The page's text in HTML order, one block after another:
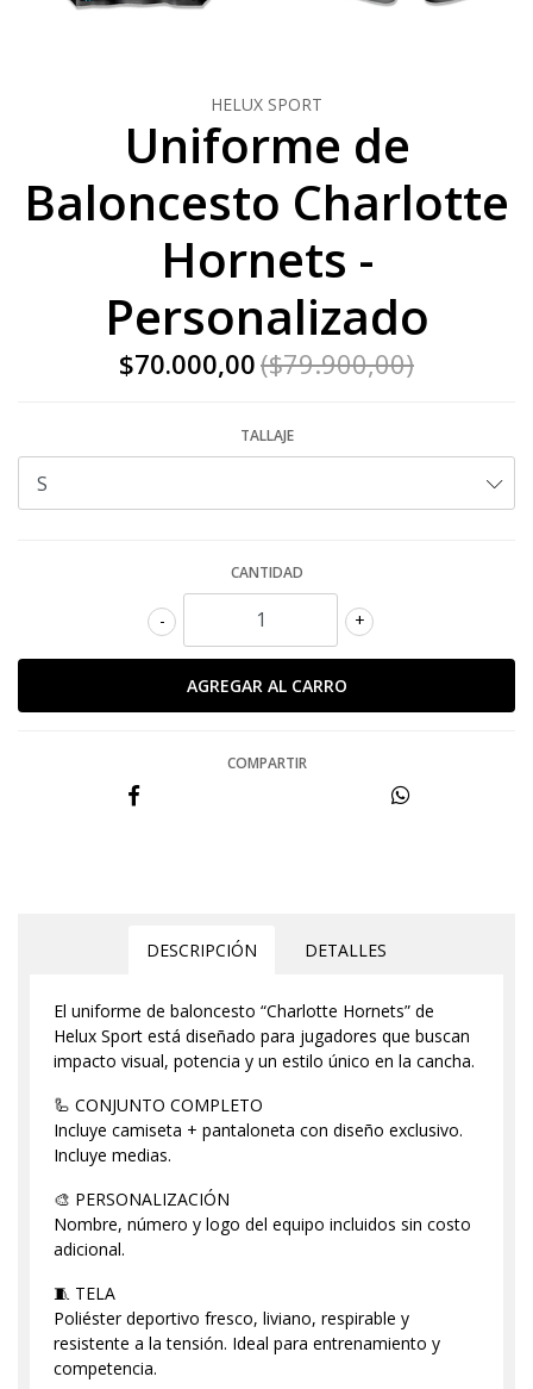
HELUX SPORT
Uniforme de
Baloncesto Charlotte
Hornets -
Personalizado
$70.000,00($79.900,00)
TALLAJE
CANTIDAD
+
-
COMPARTIR
DESCRIPCIÓN DETALLES
El uniforme de baloncesto “Charlotte Hornets” de
Helux Sport está diseñado para jugadores que buscan
impacto visual, potencia y un estilo único en la cancha.
🦾 CONJUNTO COMPLETO
Incluye camiseta + pantaloneta con diseño exclusivo.
Incluye medias.
🎨 PERSONALIZACIÓN
Nombre, número y logo del equipo incluidos sin costo
adicional.
🧵 TELA
Poliéster deportivo fresco, liviano, respirable y
resistente a la tensión. Ideal para entrenamiento y
competencia.